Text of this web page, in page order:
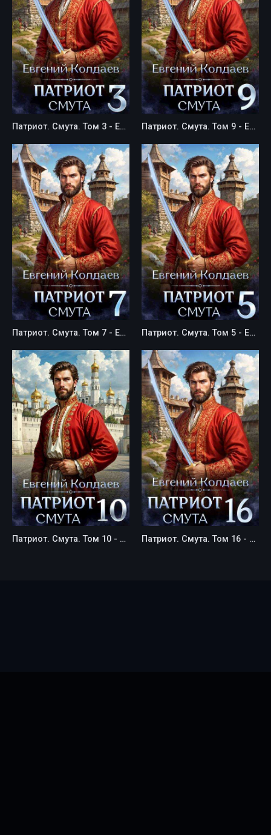
Патриот. Смута. Том 3 - Евгений Колдаев Патриот. Смута. Том 9 - Евгений Колдаев
Патриот. Смута. Том 7 - Евгений Колдаев Патриот. Смута. Том 5 - Евгений Колдаев
Патриот. Смута. Том 10 - Евгений Колдаев Патриот. Смута. Том 16 - Евгений Колдаев